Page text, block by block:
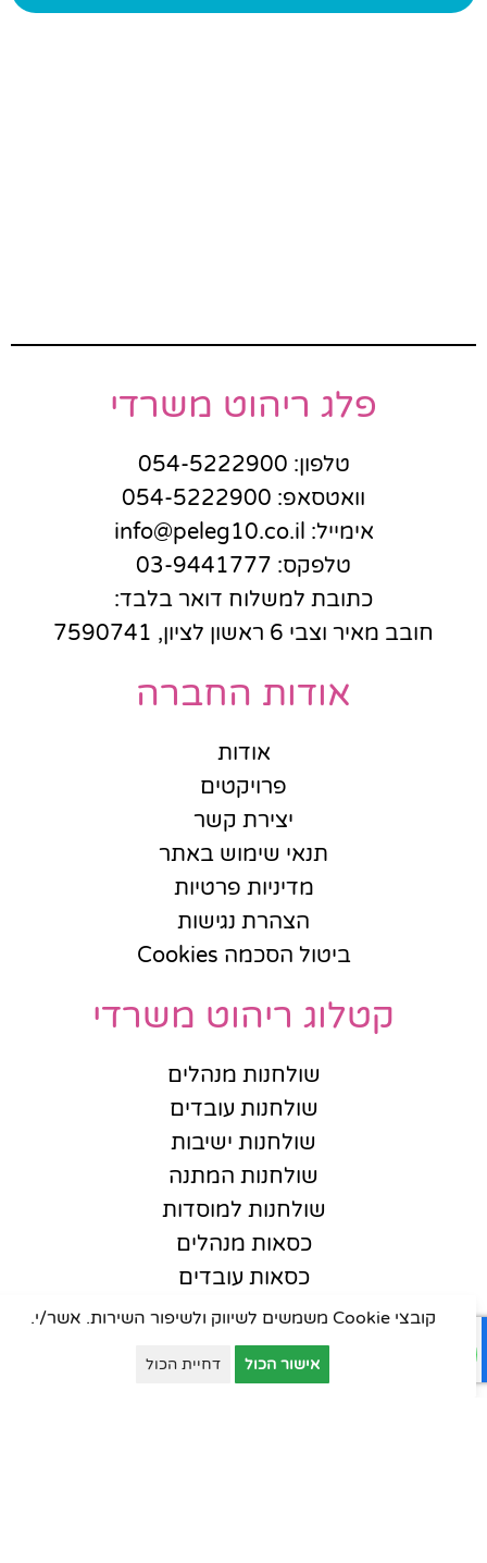
פלג ריהוט משרדי
טלפון: 054-5222900
וואטסאפ: 054-5222900
אימייל: info@peleg10.co.il
טלפקס: 03-9441777
כתובת למשלוח דואר בלבד:
חובב מאיר וצבי 6 ראשון לציון, 7590741
אודות החברה
אודות
פרויקטים
יצירת קשר
תנאי שימוש באתר
מדיניות פרטיות
הצהרת נגישות
ביטול הסכמה Cookies
קטלוג ריהוט משרדי
שולחנות מנהלים
שולחנות עובדים
שולחנות ישיבות
שולחנות המתנה
שולחנות למוסדות
כסאות מנהלים
כסאות עובדים
כסאות אורחים
כסאות סטודנט
כסאות קפיטריה
קובצי Cookie משמשים לשיווק ולשיפור השירות. אשר/י.
אישור הכול דחיית הכול